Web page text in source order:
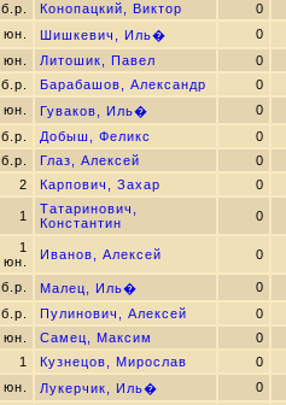
б.р. Конопацкий, Виктор
0
юн. Шишкевич, Иль�
0
юн. Литошик, Павел
0
б.р. Барабашов, Александр
0
юн. Гуваков, Иль�
0
б.р. Добыш, Феликс
0
б.р. Глаз, Алексей
0
2 Карпович, Захар 0
1
Татаринович,
Константин
0
1
юн.
Иванов, Алексей 0
б.р. Малец, Иль�
0
б.р. Пулинович, Алексей
0
юн. Самец, Максим
0
1 Кузнецов, Мирослав
0
юн. Лукерчик, Иль�
0